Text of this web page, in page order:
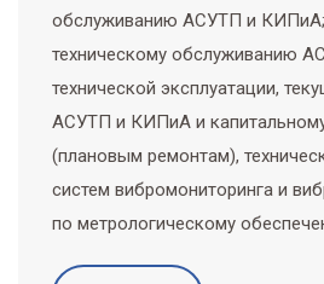
обслуживанию АСУТП и КИПиА;
техническому обслуживанию
технической эксплуатации,
АСУТП и КИПиА и
(плановым ремонтам),
систем вибромониторинга и
по метрологическому